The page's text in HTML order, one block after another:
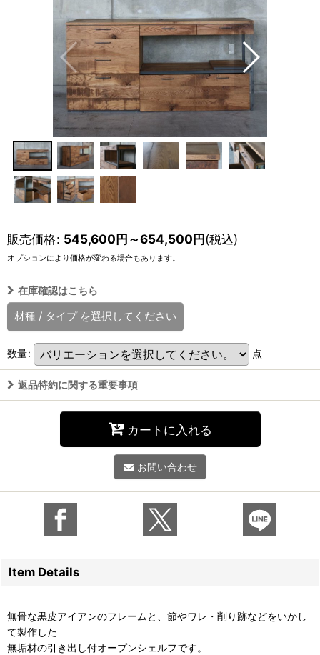
販売価格: 545,600円～654,500円(税込)
オプションにより価格が変わる場合もあります。
在庫確認はこちら
材種 / タイプ を選択してください
数量: 点
返品特約に関する重要事項
カートに入れる
お問い合わせ
Item Details
無骨な黒皮アイアンのフレームと、節やワレ・削り跡などをいかし
て製作した
無垢材の引き出し付オープンシェルフです。